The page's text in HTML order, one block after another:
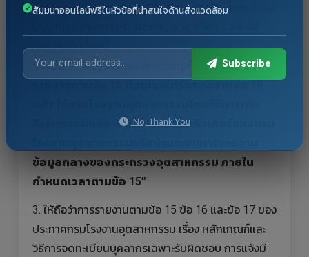
รายงานความปลอดภัยการเก็บรักษาวัตถุอันตรายที่กรม
ความต่อไปนี้แทน
“ข้อ 17 ให้ผู้ประกอบการวัตถุอันตรายส่ง
อิเล็กทรอนิกส์ผ่านเครือข่ายคอมพิวเตอร์ของกรม
ข้อมูลกลางของกระทรวงอุตสาหกรรม ภายใน
กำหนดเวลาตามข้อ 15”
3. ให้ถือว่าการรายงานตามข้อ 15 ข้อ 16 และข้อ 17 ของ
ประกาศกรมโรงงานอุตสาหกรรม เรื่อง หลักเกณฑ์และ
วิธีการจดทะเบียนบุคลากรเฉพาะรับผิดชอบ การแจ้งมี
สัมมนาออนไลน์ฟรีในหัวข้อที่น่าสนใจด้านสิ่งแวดล้อม
Subscribe
No, Thank You